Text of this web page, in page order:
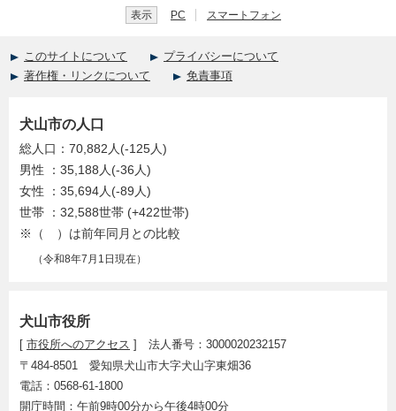
表示 PC スマートフォン
このサイトについて
プライバシーについて
著作権・リンクについて
免責事項
犬山市役所
[ 市役所へのアクセス ] 法人番号：3000020232157
〒484-8501 愛知県犬山市大字犬山字東畑36
電話：0568-61-1800
開庁時間：午前9時00分から午後4時00分
犬山市の人口
総人口：70,882人(-125人)
男性 ：35,188人(-36人)
女性 ：35,694人(-89人)
世帯 ：32,588世帯 (+422世帯)
※（ ）は前年同月との比較
（令和8年7月1日現在）